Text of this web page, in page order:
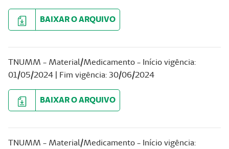
BAIXAR O ARQUIVO
TNUMM - Material/Medicamento - Início vigência:
01/05/2024 | Fim vigência: 30/06/2024
BAIXAR O ARQUIVO
TNUMM - Material/Medicamento - Início vigência: